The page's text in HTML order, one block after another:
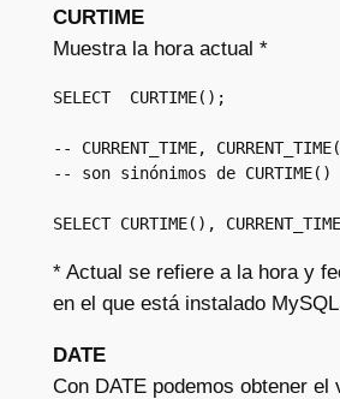
CURTIME
Muestra la hora actual *
SELECT  CURTIME();
-- CURRENT_TIME,
-- son sinónimos de CURTIME()
SELECT CURTIME(),
* Actual se refiere a la hora y
en el que está instalado
DATE
Con DATE podemos obtener el